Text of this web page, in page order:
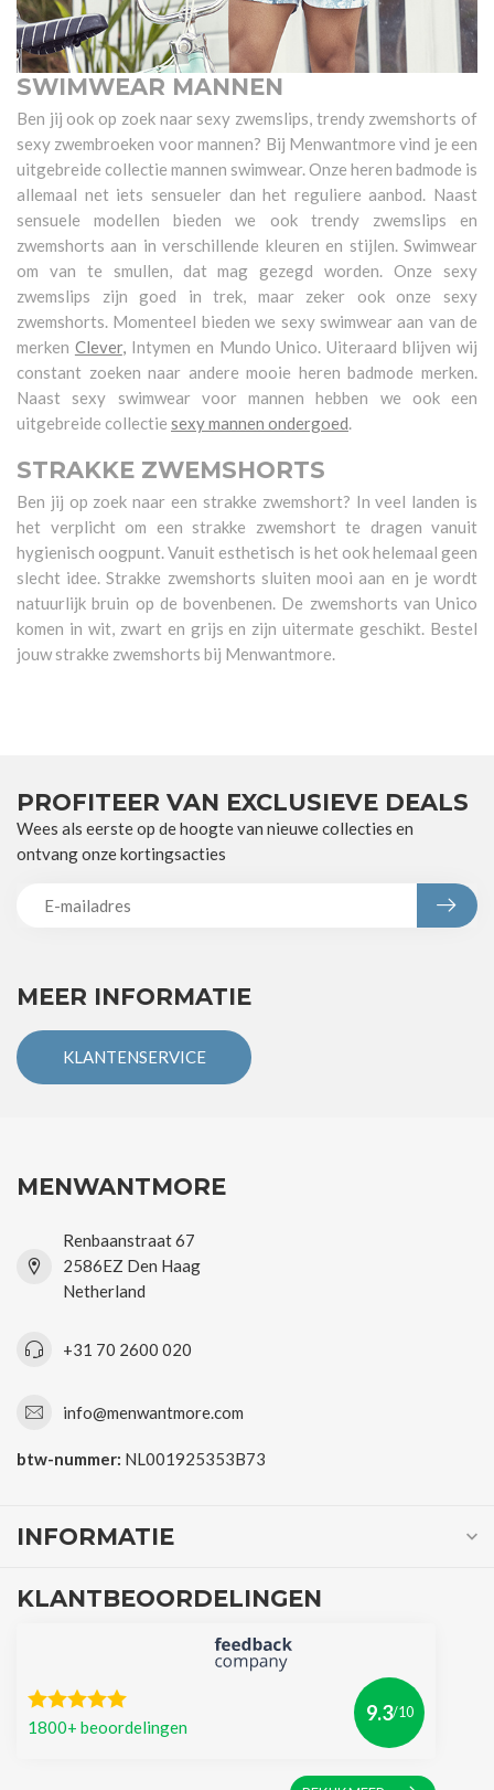
SWIMWEAR MANNEN
Ben jij ook op zoek naar sexy zwemslips, trendy zwemshorts of
sexy zwembroeken voor mannen? Bij Menwantmore vind je een
uitgebreide collectie mannen swimwear. Onze heren badmode is
allemaal net iets sensueler dan het reguliere aanbod. Naast
sensuele modellen bieden we ook trendy zwemslips en
zwemshorts aan in verschillende kleuren en stijlen. Swimwear
om van te smullen, dat mag gezegd worden. Onze sexy
zwemslips zijn goed in trek, maar zeker ook onze sexy
zwemshorts. Momenteel bieden we sexy swimwear aan van de
merken Clever, Intymen en Mundo Unico. Uiteraard blijven wij
constant zoeken naar andere mooie heren badmode merken.
Naast sexy swimwear voor mannen hebben we ook een
uitgebreide collectie sexy mannen ondergoed.
STRAKKE ZWEMSHORTS
Ben jij op zoek naar een strakke zwemshort? In veel landen is
het verplicht om een strakke zwemshort te dragen vanuit
hygienisch oogpunt. Vanuit esthetisch is het ook helemaal geen
slecht idee. Strakke zwemshorts sluiten mooi aan en je wordt
natuurlijk bruin op de bovenbenen. De zwemshorts van Unico
komen in wit, zwart en grijs en zijn uitermate geschikt. Bestel
jouw strakke zwemshorts bij Menwantmore.
MEER INFORMATIE
KLANTENSERVICE
PROFITEER VAN EXCLUSIEVE DEALS
Wees als eerste op de hoogte van nieuwe collecties en
ontvang onze kortingsacties
MENWANTMORE
Renbaanstraat 67
2586EZ Den Haag
Netherland
+31 70 2600 020
info@menwantmore.com
btw-nummer: NL001925353B73
INFORMATIE
KLANTBEOORDELINGEN
1800+ beoordelingen
9.3/10